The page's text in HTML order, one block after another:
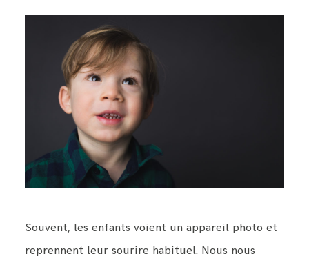
Souvent, les enfants voient un appareil photo et
reprennent leur sourire habituel. Nous nous